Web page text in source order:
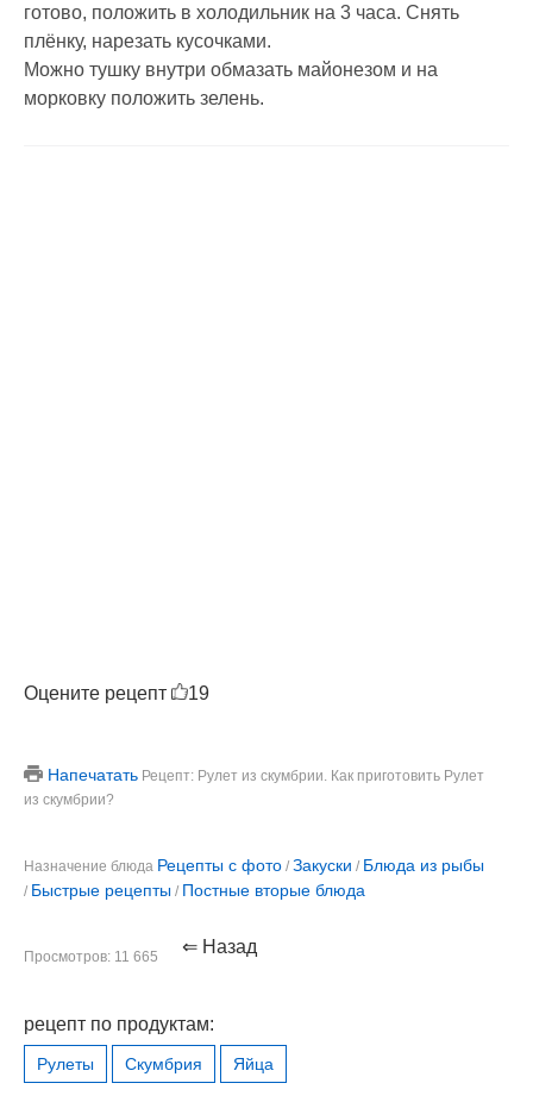
готово, положить в холодильник на 3 часа. Снять
плёнку, нарезать кусочками.
Можно тушку внутри обмазать майонезом и на
морковку положить зелень.
Оцените рецепт 19
Напечатать Рецепт: Рулет из скумбрии. Как приготовить Рулет
из скумбрии?
Назначение блюда Рецепты с фото / Закуски / Блюда из рыбы
/ Быстрые рецепты / Постные вторые блюда
Просмотров: 11 665 ⇐ Назад
рецепт по продуктам:
Рулеты Скумбрия Яйца